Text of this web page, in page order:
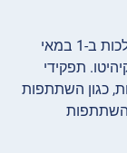
הקיסר הנוכחי, הקיסר נאריהיטו, עלה לכס המלכות ב-1 במאי
תפקידי
כגון השתתפות